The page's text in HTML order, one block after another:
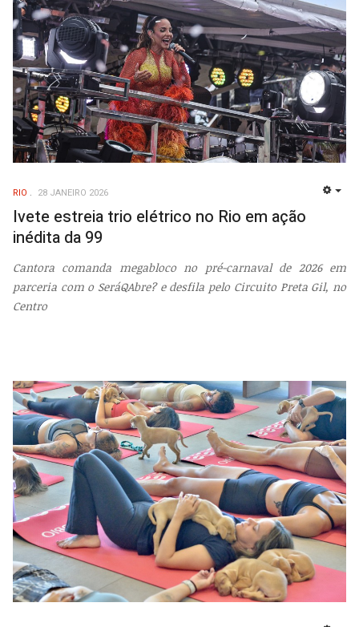
RIO 28 JANEIRO 2026
Ivete estreia trio elétrico no Rio em ação
inédita da 99
Cantora comanda megabloco no pré-carnaval de 2026 em
parceria com o SeráQAbre? e desfila pelo Circuito Preta Gil, no
Centro